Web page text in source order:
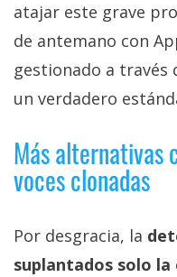
atajar este grave
de antemano con
gestionado a través
un verdadero
Más alternativas
voces clonadas
Por desgracia, la
suplantados solo